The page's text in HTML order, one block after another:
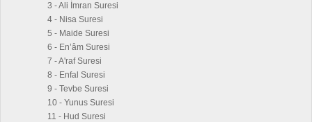
3 - Ali İmran Suresi
4 - Nisa Suresi
5 - Maide Suresi
6 - En’âm Suresi
7 - A'raf Suresi
8 - Enfal Suresi
9 - Tevbe Suresi
10 - Yunus Suresi
11 - Hud Suresi